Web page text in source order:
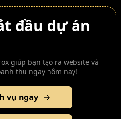
đầu dự án
giúp bạn tạo ra website và
thu ngay hôm nay!
vụ ngay